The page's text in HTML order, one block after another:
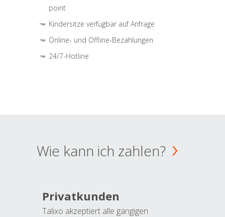
point
Kindersitze verfügbar auf Anfrage
Online- und Offline-Bezahlungen
24/7-Hotline
Wie kann ich zahlen?
Privatkunden
Talixo akzeptiert alle gängigen